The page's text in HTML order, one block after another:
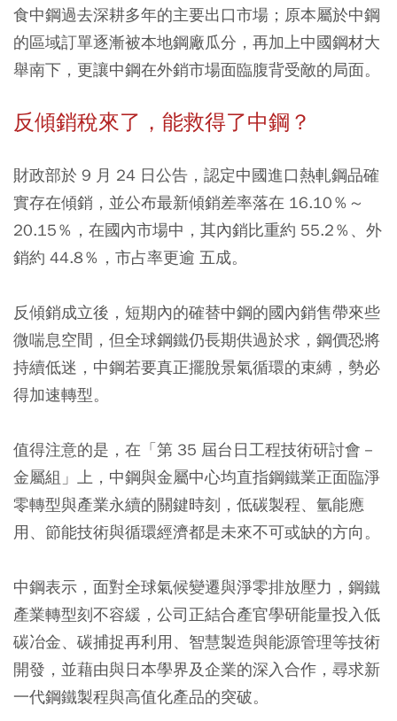
食中鋼過去深耕多年的主要出口市場；原本屬於中鋼
的區域訂單逐漸被本地鋼廠瓜分，再加上中國鋼材大
舉南下，更讓中鋼在外銷市場面臨腹背受敵的局面。
反傾銷稅來了，能救得了中鋼？
財政部於 9 月 24 日公告，認定中國進口熱軋鋼品確
實存在傾銷，並公布最新傾銷差率落在 16.10％～
20.15％，在國內市場中，其內銷比重約 55.2％、外
銷約 44.8％，市占率更逾 五成。
反傾銷成立後，短期內的確替中鋼的國內銷售帶來些
微喘息空間，但全球鋼鐵仍長期供過於求，鋼價恐將
持續低迷，中鋼若要真正擺脫景氣循環的束縛，勢必
得加速轉型。
值得注意的是，在「第 35 屆台日工程技術研討會－
金屬組」上，中鋼與金屬中心均直指鋼鐵業正面臨淨
零轉型與產業永續的關鍵時刻，低碳製程、氫能應
用、節能技術與循環經濟都是未來不可或缺的方向。
中鋼表示，面對全球氣候變遷與淨零排放壓力，鋼鐵
產業轉型刻不容緩，公司正結合產官學研能量投入低
碳冶金、碳捕捉再利用、智慧製造與能源管理等技術
開發，並藉由與日本學界及企業的深入合作，尋求新
一代鋼鐵製程與高值化產品的突破。